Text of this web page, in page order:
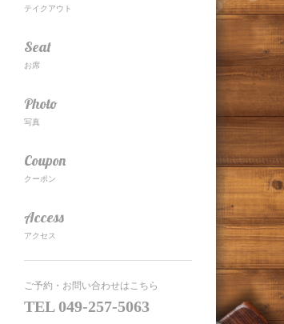
テイクアウト
Seat
お席
Photo
写真
Coupon
クーポン
Access
アクセス
ご予約・お問い合わせはこちら
TEL049-257-5063